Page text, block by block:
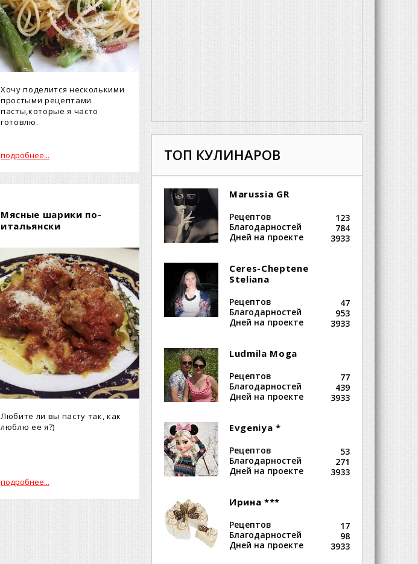
Хочу поделится несколькими
простыми рецептами
пасты,которые я часто
готовлю.
подробнее...
Мясные шарики по-
итальянски
Любите ли вы пасту так, как
люблю ее я?)
подробнее...
ТОП КУЛИНАРОВ
Marussia GR
Рецептов 123
Благодарностей 784
Дней на проекте 3933
Ceres-Cheptene
Steliana
Рецептов 47
Благодарностей 953
Дней на проекте 3933
Ludmila Moga
Рецептов 77
Благодарностей 439
Дней на проекте 3933
Evgeniya *
Рецептов 53
Благодарностей 271
Дней на проекте 3933
Ирина ***
Рецептов 17
Благодарностей 98
Дней на проекте 3933